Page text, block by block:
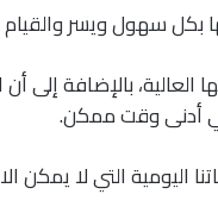
بكل سهول ويسر
بالإضافة إلى
أدنى وقت ممكن.
اليومية التي لا يمكن